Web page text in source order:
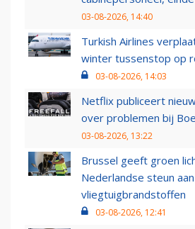
03-08-2026, 14:40
Turkish Airlines
winter tussenstop op
03-08-2026, 14:03
Netflix publiceert
over problemen bij
03-08-2026, 13:22
Brussel geeft groen
Nederlandse steun
vliegtuigbrandstoffen
03-08-2026, 12:41